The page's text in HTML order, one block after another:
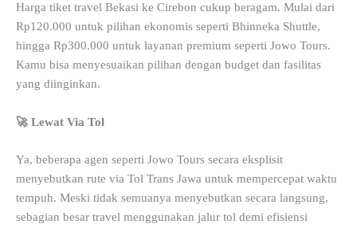
Harga tiket travel Bekasi ke Cirebon cukup beragam. Mulai dari
Rp120.000 untuk pilihan ekonomis seperti Bhinneka Shuttle,
hingga Rp300.000 untuk layanan premium seperti Jowo Tours.
Kamu bisa menyesuaikan pilihan dengan budget dan fasilitas
yang diinginkan.
🚀 Lewat Via Tol
Ya, beberapa agen seperti Jowo Tours secara eksplisit
menyebutkan rute via Tol Trans Jawa untuk mempercepat waktu
tempuh. Meski tidak semuanya menyebutkan secara langsung,
sebagian besar travel menggunakan jalur tol demi efisiensi